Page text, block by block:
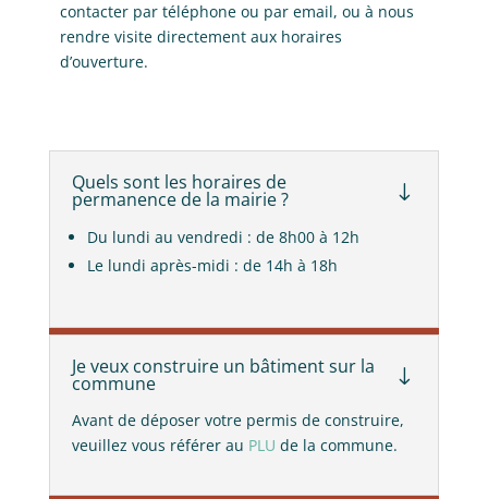
contacter par téléphone ou par email, ou à nous
rendre visite directement aux horaires
d’ouverture.
Quels sont les horaires de
permanence de la mairie ? "
Du lundi au vendredi : de 8h00 à 12h
Le lundi après-midi : de 14h à 18h
Je veux construire un bâtiment sur la
commune "
Avant de déposer votre permis de construire,
veuillez vous référer au PLU de la commune.